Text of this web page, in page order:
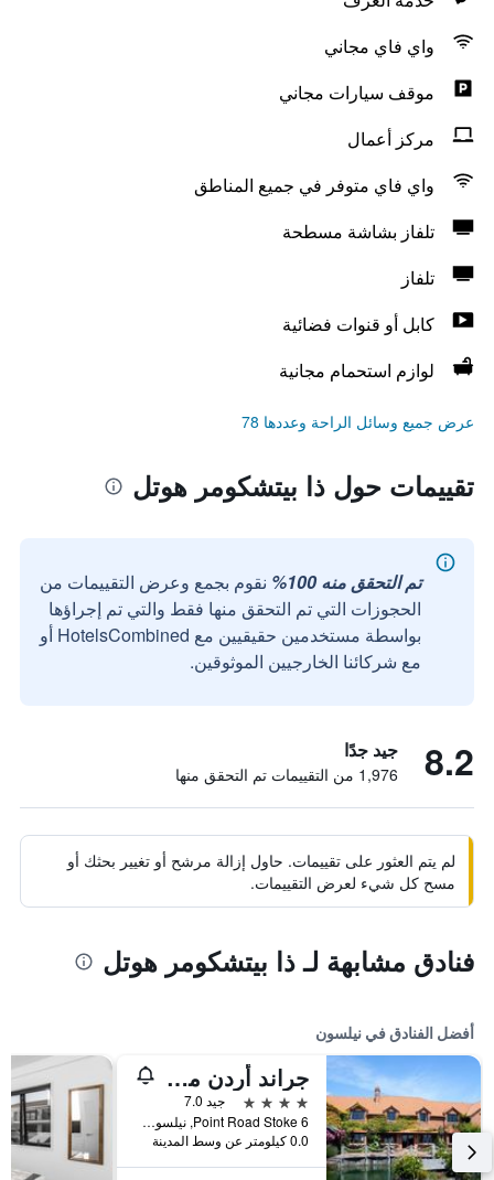
واي فاي مجاني
موقف سيارات مجاني
مركز أعمال
واي فاي متوفر في جميع المناطق
تلفاز بشاشة مسطحة
تلفاز
كابل أو قنوات فضائية
لوازم استحمام مجانية
عرض جميع وسائل الراحة وعددها 78
تقييمات حول ذا بيتشكومر هوتل
تم التحقق منه 100%
نقوم بجمع وعرض التقييمات من
الحجوزات التي تم التحقق منها فقط والتي تم إجراؤها
بواسطة مستخدمين حقيقيين مع HotelsCombined أو
مع شركائنا الخارجيين الموثوقين.
8.2 جيد جدًا
1,976 من التقييمات تم التحقق منها
لم يتم العثور على تقييمات. حاول إزالة مرشح أو تغيير بحثك أو
مسح كل شيء لعرض التقييمات.
فنادق مشابهة لـ ذا بيتشكومر هوتل
أفضل الفنادق في نيلسون
جراند أردن موناكو نلسون
4 نجوم
جيد 7.0
6 Point Road Stoke, نيلسون, نيوزيلندا
0.0 كيلومتر عن وسط المدينة